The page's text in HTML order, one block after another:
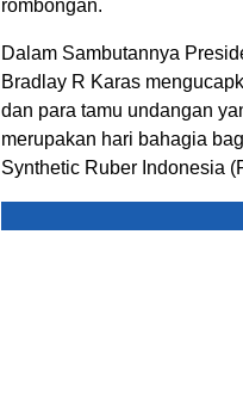
rombongan.
Dalam Sambutannya
Bradlay R Karas
dan para tamu undangan
merupakan hari bahagia
Synthetic Ruber Indonesia